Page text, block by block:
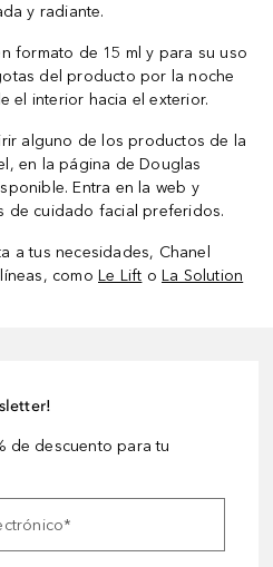
y radiante.
formato de 15 ml y para su uso
del producto por la noche
el interior hacia el exterior.
alguno de los productos de la
en la página de Douglas
Entra en la web y
de cuidado facial preferidos.
a tus necesidades, Chanel
como Le Lift oLa Solution
de descuento para tu
*